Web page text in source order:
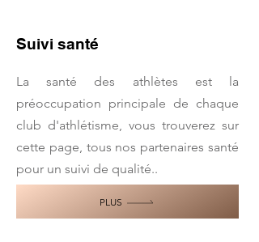
Suivi santé
La santé des athlètes est la
préoccupation principale de chaque
club d'athlétisme, vous trouverez sur
cette page, tous nos partenaires santé
pour un suivi de qualité..
PLUS